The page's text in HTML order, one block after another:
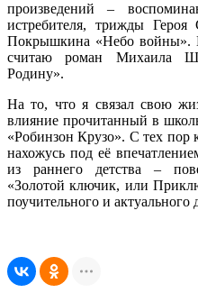
произведений –
истребителя, трижды Героя
Покрышкина «Небо войны».
считаю роман Михаила
Родину».
На то, что я связал свою
влияние прочитанный в
«Робинзон Крузо». С тех пор
нахожусь под её
из раннего детства –
«Золотой ключик, или
поучительного и